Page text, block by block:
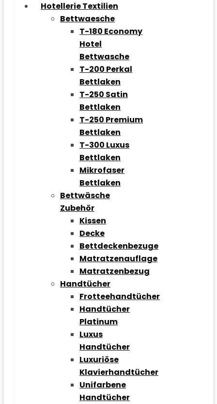
Hotellerie Textilien
Bettwaesche
T-180 Economy
Hotel
Bettwasche
T-200 Perkal
Bettlaken
T-250 Satin
Bettlaken
T-250 Premium
Bettlaken
T-300 Luxus
Bettlaken
Mikrofaser
Bettlaken
Bettwäsche
Zubehör
Kissen
Decke
Bettdeckenbezuge
Matratzenauflage
Matratzenbezug
Handtücher
Frotteehandtücher
Handtücher
Platinum
Luxus
Handtücher
Luxuriöse
Klavierhandtücher
Unifarbene
Handtücher